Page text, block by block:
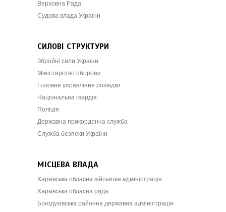
Верховна Рада
Судова влада України
СИЛОВІ СТРУКТУРИ
Збройні сили України
Міністерство оборони
Головне управління розвідки
Національна гвардія
Поліція
Державна прикордонна служба
Служба безпеки України
МІСЦЕВА ВЛАДА
Харківська обласна військова адміністрація
Харківська обласна рада
Богодухівська районна державна адміністрація